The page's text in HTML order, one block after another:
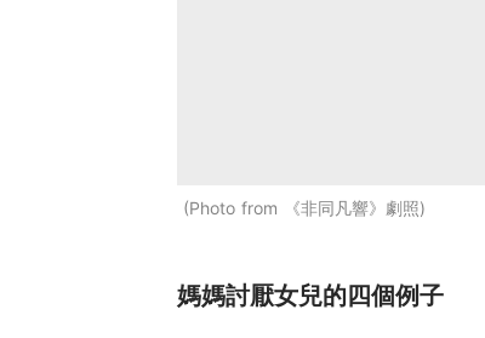
Photo from 《非同凡響》劇照
媽媽討厭女兒的四個例子